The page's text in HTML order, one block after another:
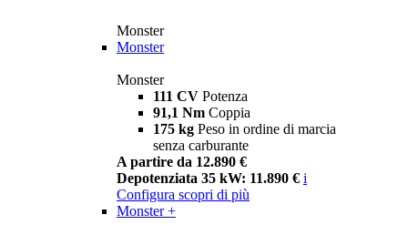
Monster
Monster
Monster
111 CV Potenza
91,1 Nm Coppia
175 kg Peso in ordine di marcia
senza carburante
A partire da 12.890 €
Depotenziata 35 kW: 11.890 € i
Configura scopri di più
Monster +